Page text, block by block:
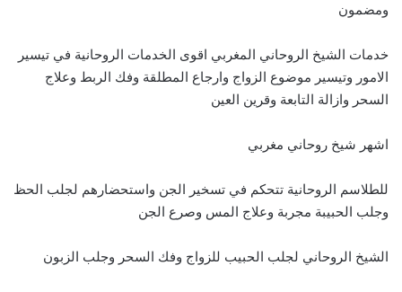
ومضمون
خدمات الشيخ الروحاني المغربي اقوى الخدمات الروحانية في تيسير
الامور وتيسير موضوع الزواج وارجاع المطلقة وفك الربط وعلاج
السحر وازالة التابعة وقرين العين
اشهر شيخ روحاني مغربي
للطلاسم الروحانية تتحكم في تسخير الجن واستحضارهم لجلب الحظ
وجلب الحبيبة مجربة وعلاج المس وصرع الجن
الشيخ الروحاني لجلب الحبيب للزواج وفك السحر وجلب الزبون